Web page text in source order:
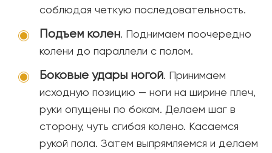
соблюдая четкую последовательность.
Подъем колен. Поднимаем поочередно
колени до параллели с полом.
Боковые удары ногой. Принимаем
исходную позицию — ноги на ширине плеч,
руки опущены по бокам. Делаем шаг в
сторону, чуть сгибая колено. Касаемся
рукой пола. Затем выпрямляемся и делаем